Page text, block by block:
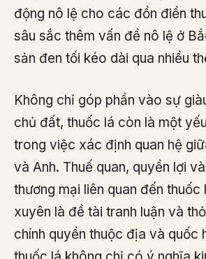
động nô lệ cho các đồn điền
sâu sắc thêm vấn đề nô lệ ở
sản đen tối kéo dài qua nhiều
Không chỉ góp phần vào sự
chủ đất, thuốc lá còn là một
trong việc xác định quan hệ
và Anh. Thuế quan, quyền lợi
thương mại liên quan đến thuốc
xuyên là đề tài tranh luận và
chính quyền thuộc địa và quốc